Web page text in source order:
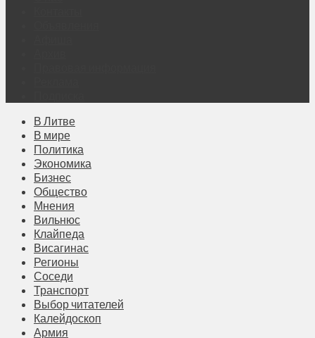
В Литве
В мире
Политика
Экономика
Бизнес
Общество
Мнения
Вильнюс
Клайпеда
Висагинас
Регионы
Соседи
Транспорт
Выбор читателей
Калейдоскоп
Армия